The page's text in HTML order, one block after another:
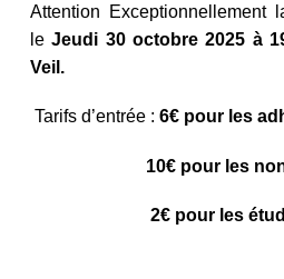
Attention Exceptionnellement
leJeudi 30 octobre 2025 à
Veil.
Tarifs d’entrée : 6€ pour les
10€ pour les non
2€ pour les